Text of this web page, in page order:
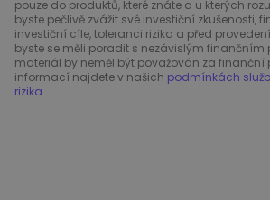
pouze do produktů, které znáte a u kterých
byste pečlivě zvážit své investiční zkušenosti,
investiční cíle, toleranci rizika a před
byste se měli poradit s nezávislým finančním
materiál by neměl být považován za finanční
informací najdete v našich podmínkách
rizika.